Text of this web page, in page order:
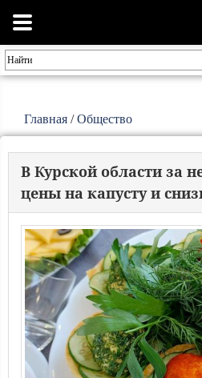
Главная /Общество
В Курской области за
цены на капусту и